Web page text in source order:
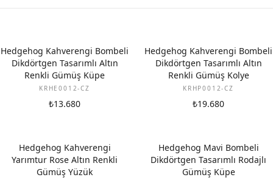
Hedgehog Kahverengi Bombeli
Dikdörtgen Tasarımlı Altın
Renkli Gümüş Küpe
KRHE0012-CZ
₺13.680
Hedgehog Kahverengi Bombeli
Dikdörtgen Tasarımlı Altın
Renkli Gümüş Kolye
KRHP0012-CZ
₺19.680
Hedgehog Kahverengi
Yarımtur Rose Altın Renkli
Gümüş Yüzük
Hedgehog Mavi Bombeli
Dikdörtgen Tasarımlı Rodajlı
Gümüş Küpe